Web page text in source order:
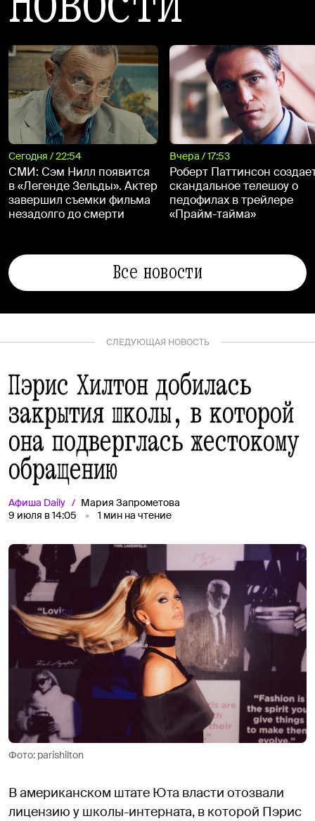
Сегодня / 22:54
СМИ: Сэм Нилл появится
в «Легенде Зельды». Актер
завершил съемки фильма
незадолго до смерти
Вчера / 17:53
Роберт Паттинсон
скандальное телешоу о
педофилах в трейлере
«Прайм-тайма»
Все новости
СЛЕДУЮЩАЯ НОВОСТЬ
Пэрис Хилтон добилась
закрытия школы, в которой
она подверглась жестокому
обращению
Афиша Daily
Мария Запрометова
9 июля в 14:05
1 мин на чтение
Фото: parishilton
В американском штате Юта власти отозвали
лицензию у школы-интерната, в которой Пэрис